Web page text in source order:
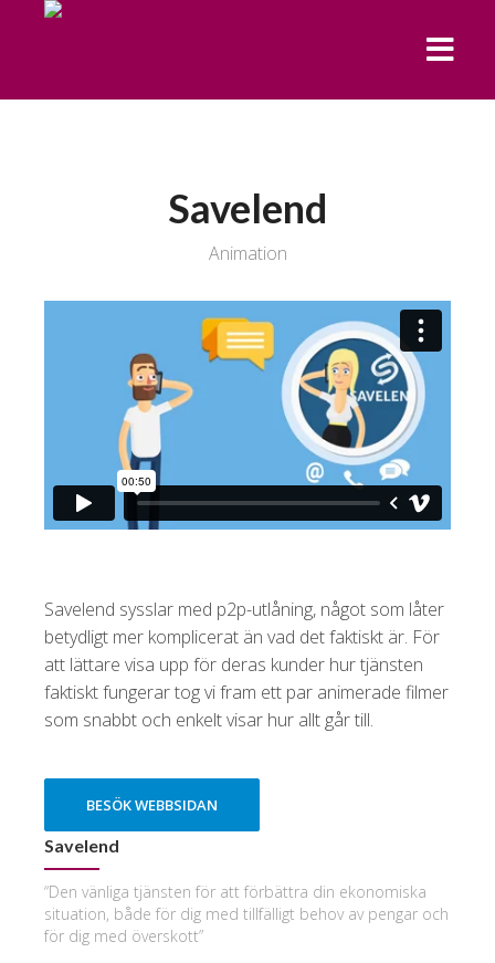
Savelend
Animation
Savelend sysslar med p2p-utlåning, något som låter
betydligt mer komplicerat än vad det faktiskt är. För
att lättare visa upp för deras kunder hur tjänsten
faktiskt fungerar tog vi fram ett par animerade filmer
som snabbt och enkelt visar hur allt går till.
BESÖK WEBBSIDAN
Savelend
“Den vänliga tjänsten för att förbättra din ekonomiska
situation, både för dig med tillfälligt behov av pengar och
för dig med överskott”